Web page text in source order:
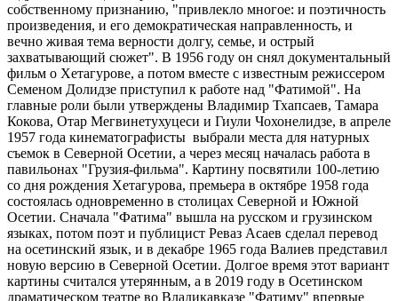
собственному признанию, "привлекло многое: и поэтичность
произведения, и его демократическая направленность, и
вечно живая тема верности долгу, семье, и острый
захватывающий сюжет". В 1956 году он снял документальный
фильм о Хетагурове, а потом вместе с известным режиссером
Семеном Долидзе приступил к работе над "Фатимой". На
главные роли были утверждены Владимир Тхапсаев, Тамара
Кокова, Отар Мегвинетухуцеси и Гиули Чохонелидзе, в апреле
1957 года кинематографисты выбрали места для натурных
съемок в Северной Осетии, а через месяц началась работа в
павильонах "Грузия-фильма". Картину посвятили 100-летию
со дня рождения Хетагурова, премьера в октябре 1958 года
состоялась одновременно в столицах Северной и Южной
Осетии. Сначала "Фатима" вышла на русском и грузинском
языках, потом поэт и публицист Реваз Асаев сделал перевод
на осетинский язык, и в декабре 1965 года Валиев представил
новую версию в Северной Осетии. Долгое время этот вариант
картины считался утерянным, а в 2019 году в Осетинском
драматическом театре во Владикавказе "Фатиму" впервые